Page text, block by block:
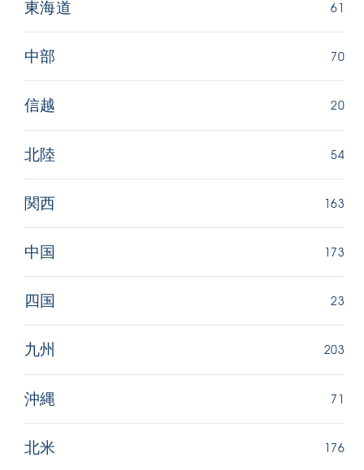
東海道 61
中部 70
信越 20
北陸 54
関西 163
中国 173
四国 23
九州 203
沖縄 71
北米 176